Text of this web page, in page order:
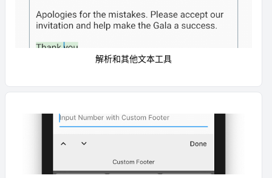
解析和其他文本工具